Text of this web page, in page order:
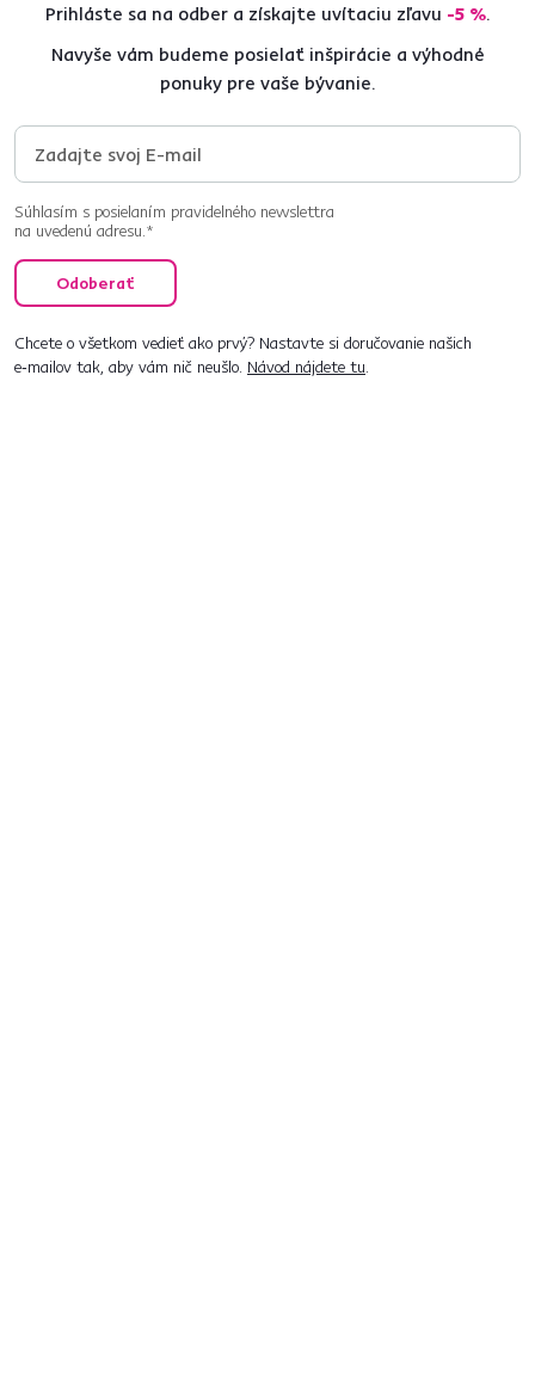
Prihláste sa na odber a získajte uvítaciu zľavu -5 %.
Navyše vám budeme posielať inšpirácie a výhodné
ponuky pre vaše bývanie.
Súhlasím s posielaním pravidelného newslettra
na uvedenú adresu.*
Odoberať
Chcete o všetkom vedieť ako prvý? Nastavte si doručovanie našich
e‑mailov tak, aby vám nič neušlo. Návod nájdete tu.